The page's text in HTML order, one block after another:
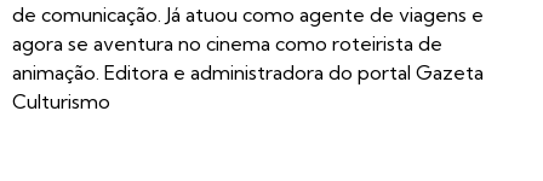
de comunicação. Já atuou como agente de viagens e
agora se aventura no cinema como roteirista de
animação. Editora e administradora do portal Gazeta
Culturismo